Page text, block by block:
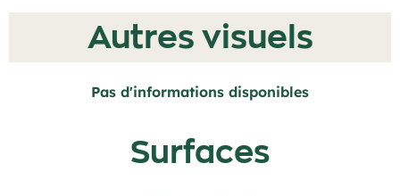
Autres visuels
Pas d'informations disponibles
Surfaces